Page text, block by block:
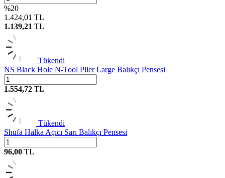
%20
1.424,01 TL
1.139,21 TL
Tükendi
NS Black Hole N-Tool Plier Large Balıkçı Pensesi
1.554,72 TL
Tükendi
Shufa Halka Açıcı Sarı Balıkçı Pensesi
96,00 TL